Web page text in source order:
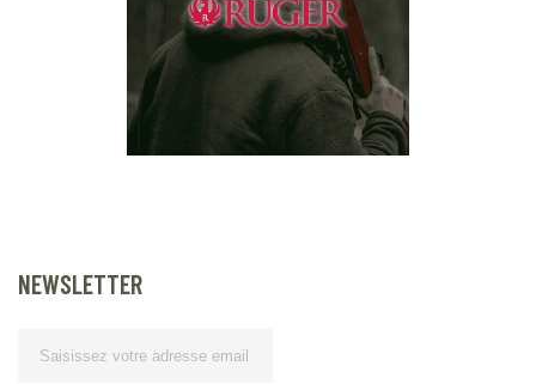
NEWSLETTER